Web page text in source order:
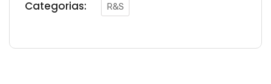
Categorias: R&S